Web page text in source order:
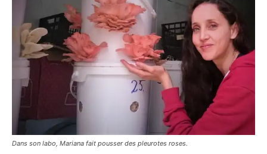
Dans son labo, Mariana fait pousser des pleurotes roses.